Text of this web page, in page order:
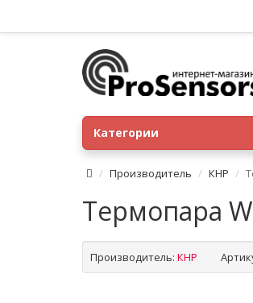
Категории
Производитель КНР
Термопара
Производитель: КНР